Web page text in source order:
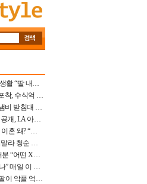
배우 최일순, 이혼 후 20년 산속 생활 “딸 내가 버렸다고 원망‥맘 아파”(특종)[어제TV]
‘혼외자→유부남’ 정우성 근황 포착, 수식억 해킹 피해 후배 만났다 “존경하는”
집 공개 유재석, 결혼사진 라면 냄비 받침대 되고 분노‥가족사진도 피해(놀뭐)[어제TV]
백윤식 손녀+정시아 딸 첫 유화 공개, LA 아트쇼→서울국제조각페스타 작가다운 수준급 실력
유혜리, 배우 이근희과 1년 반만 이혼 왜? “식칼 꽂고 의자 던져” 충격 폭로(특종)[어제TV]
임지연, 그림 같은 발리 배경? 뼈말라 청순 비키니 핏에 상대 안 되네
김성수, ♥박소윤 집 이불 폐기 처분 “어떤 X이랑 썼을지 몰라” 질투(신랑수업2)[어제TV]
44kg 송가인 “비가 오나 눈이 오나” 매일 이 운동, 허벅지 근육량 상승+체지방 감소
“연예인 걱정 NO” 김승현, 가난팔이 악플 억울할만‥아내+딸과 日 여행